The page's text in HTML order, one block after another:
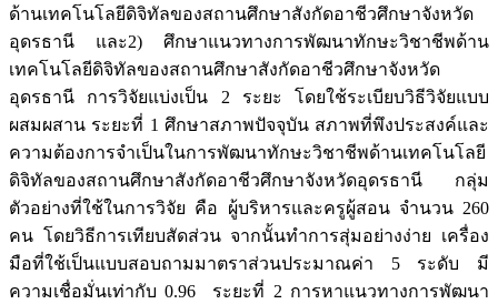
ด้านเทคโนโลยีดิจิทัลของสถานศึกษาสังกัดอาชีวศึกษาจังหวัด
อุดรธานี และ2) ศึกษาแนวทางการพัฒนาทักษะวิชาชีพด้าน
เทคโนโลยีดิจิทัลของสถานศึกษาสังกัดอาชีวศึกษาจังหวัด
อุดรธานี การวิจัยแบ่งเป็น 2 ระยะ โดยใช้ระเบียบวิธีวิจัยแบบ
ผสมผสาน ระยะที่ 1 ศึกษาสภาพปัจจุบัน สภาพที่พึงประสงค์และ
ความต้องการจำเป็นในการพัฒนาทักษะวิชาชีพด้านเทคโนโลยี
ดิจิทัลของสถานศึกษาสังกัดอาชีวศึกษาจังหวัดอุดรธานี กลุ่ม
ตัวอย่างที่ใช้ในการวิจัย คือ ผู้บริหารและครูผู้สอน จำนวน 260
คน โดยวิธีการเทียบสัดส่วน จากนั้นทำการสุ่มอย่างง่าย เครื่อง
มือที่ใช้เป็นแบบสอบถามมาตราส่วนประมาณค่า 5 ระดับ มี
ความเชื่อมั่นเท่ากับ 0.96 ระยะที่ 2 การหาแนวทางการพัฒนา